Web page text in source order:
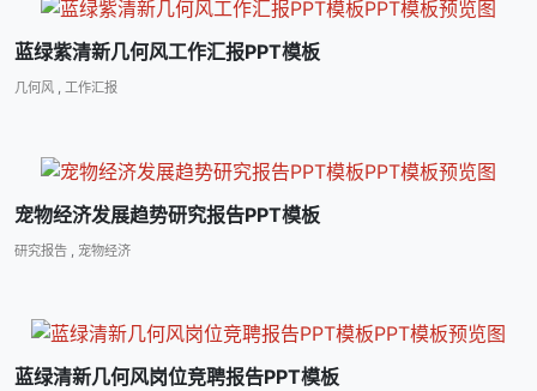
蓝绿紫清新几何风工作汇报PPT模板
几何风 , 工作汇报
宠物经济发展趋势研究报告PPT模板
研究报告 , 宠物经济
蓝绿清新几何风岗位竞聘报告PPT模板